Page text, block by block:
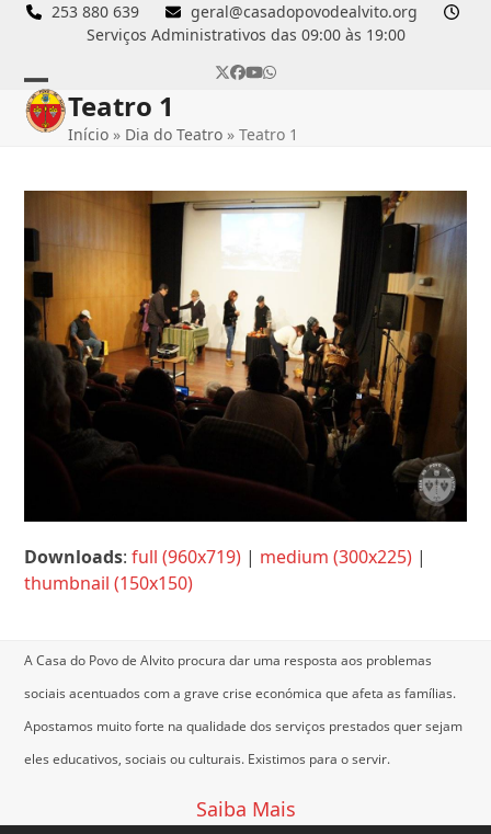
Skip
253 880 639
geral@casadopovodealvito.org
Serviços Administrativos das 09:00 às 19:00
Twitter
Facebook
YouTube
Whatsapp
Open
mobile
Close
mobile
Teatro 1
Início » Dia do Teatro »Teatro 1
Downloads:full (960x719) | medium (300x225) |
thumbnail (150x150)
A Casa do Povo de Alvito procura dar uma resposta aos problemas
sociais acentuados com a grave crise económica que afeta as famílias.
Apostamos muito forte na qualidade dos serviços prestados quer sejam
eles educativos, sociais ou culturais. Existimos para o servir.
Saiba Mais